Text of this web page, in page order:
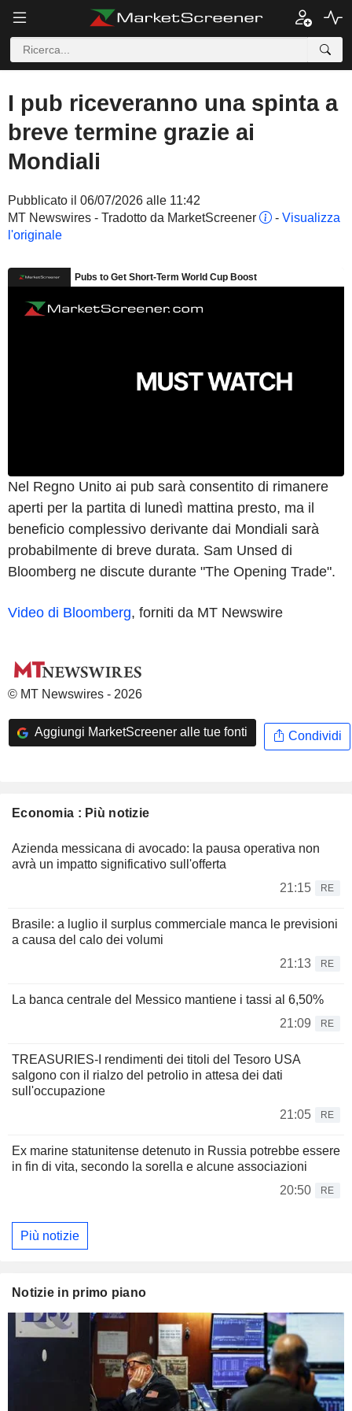
I pub riceveranno una spinta a
breve termine grazie ai
Mondiali
Pubblicato il 06/07/2026 alle 11:42
MT Newswires - Tradotto da MarketScreener
- Visualizza
l'originale
Nel Regno Unito ai pub sarà consentito di rimanere
aperti per la partita di lunedì mattina presto, ma il
beneficio complessivo derivante dai Mondiali sarà
probabilmente di breve durata. Sam Unsed di
Bloomberg ne discute durante "The Opening Trade".
Video di Bloomberg, forniti da MT Newswire
© MT Newswires - 2026
Aggiungi MarketScreener alle tue fonti Condividi
Economia : Più notizie
Azienda messicana di avocado: la pausa operativa non
avrà un impatto significativo sull'offerta
21:15
RE
Brasile: a luglio il surplus commerciale manca le previsioni
a causa del calo dei volumi
21:13
RE
La banca centrale del Messico mantiene i tassi al 6,50%
21:09
RE
TREASURIES-I rendimenti dei titoli del Tesoro USA
salgono con il rialzo del petrolio in attesa dei dati
sull'occupazione
21:05
RE
Ex marine statunitense detenuto in Russia potrebbe essere
in fin di vita, secondo la sorella e alcune associazioni
20:50
RE
Più notizie
Notizie in primo piano